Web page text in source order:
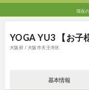
現在の
YOGA YU3 【お子
大阪府 / 大阪市天王寺区
基本情報